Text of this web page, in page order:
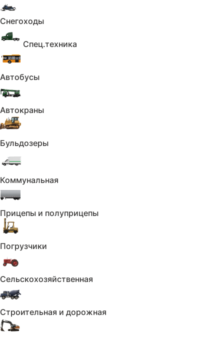
Снегоходы
Спец.техника
Автобусы
Автокраны
Бульдозеры
Коммунальная
Прицепы и полуприцепы
Погрузчики
Сельскохозяйственная
Строительная и дорожная
Автомобили из США под ключ — Москва.
• Рассрочка до 1.5 лет
• Год гарантии
• Полный комплект услуг: доставка,
таможня, растаможка